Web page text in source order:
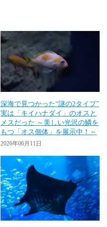
深海で見つかった“謎の2タイプ”
実は「キイハナダイ」のオスと
メスだった ～美しい光沢の鱗を
もつ「オス個体」を展示中！～
2026年06月11日